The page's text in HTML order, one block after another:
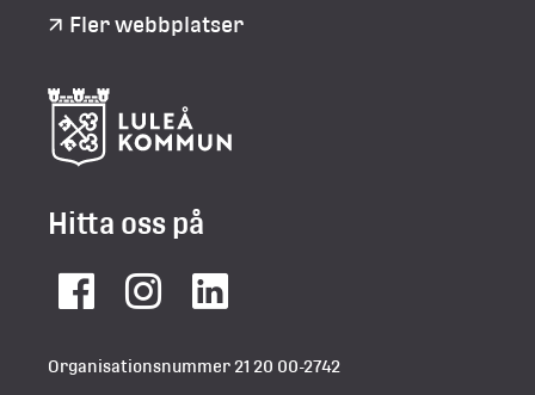
Fler webbplatser
Hitta oss på
FacebookInstagramLinkedIn
Organisationsnummer 21 20 00-2742